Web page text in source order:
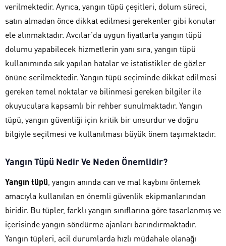
verilmektedir. Ayrıca, yangın tüpü çeşitleri, dolum süreci,
satın almadan önce dikkat edilmesi gerekenler gibi konular
ele alınmaktadır. Avcılar’da uygun fiyatlarla yangın tüpü
dolumu yapabilecek hizmetlerin yanı sıra, yangın tüpü
kullanımında sık yapılan hatalar ve istatistikler de gözler
önüne serilmektedir. Yangın tüpü seçiminde dikkat edilmesi
gereken temel noktalar ve bilinmesi gereken bilgiler ile
okuyuculara kapsamlı bir rehber sunulmaktadır. Yangın
tüpü, yangın güvenliği için kritik bir unsurdur ve doğru
bilgiyle seçilmesi ve kullanılması büyük önem taşımaktadır.
Yangın Tüpü Nedir Ve Neden Önemlidir?
Yangın tüpü , yangın anında can ve mal kaybını önlemek
amacıyla kullanılan en önemli güvenlik ekipmanlarından
biridir. Bu tüpler, farklı yangın sınıflarına göre tasarlanmış ve
içerisinde yangın söndürme ajanları barındırmaktadır.
Yangın tüpleri, acil durumlarda hızlı müdahale olanağı